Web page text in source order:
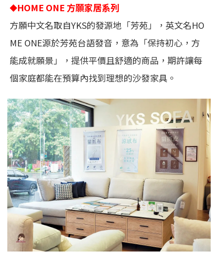
⯁HOME ONE 方願家居系列
方願中文名取自YKS的發源地「芳苑」，英文名HO
ME ONE源於芳苑台語發音，意為「保持初心，方
能成就願景」，提供平價且舒適的商品，期許讓每
個家庭都能在預算內找到理想的沙發家具。